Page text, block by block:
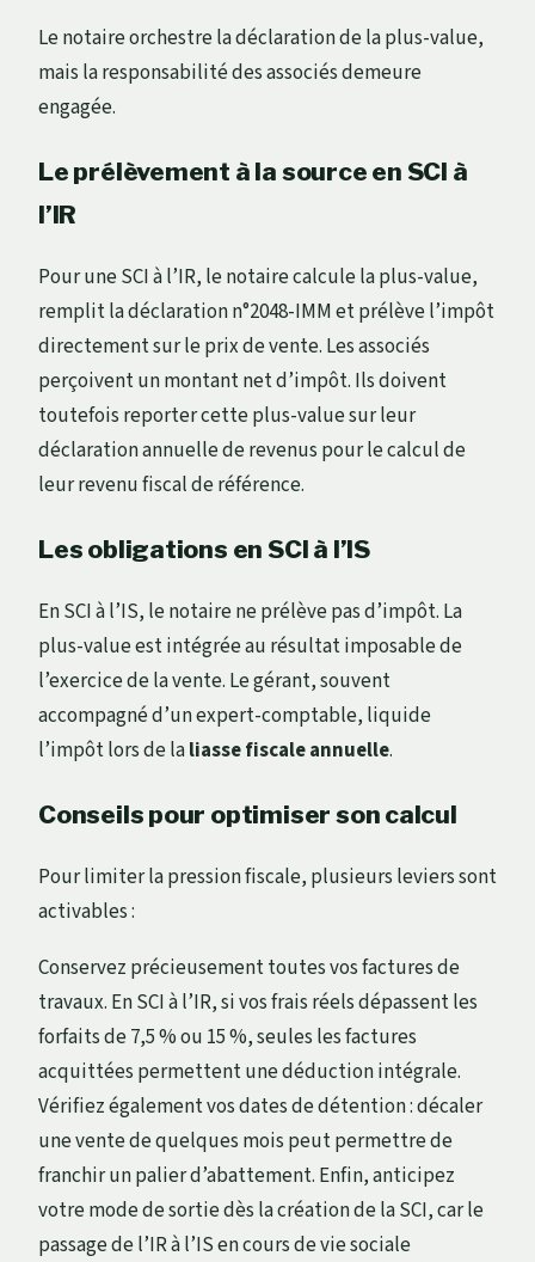
Le notaire orchestre la déclaration de la plus-value,
mais la responsabilité des associés demeure
engagée.
Le prélèvement à la source en SCI à
l’IR
Pour une SCI à l’IR, le notaire calcule la plus-value,
remplit la déclaration n°2048-IMM et prélève l’impôt
directement sur le prix de vente. Les associés
perçoivent un montant net d’impôt. Ils doivent
toutefois reporter cette plus-value sur leur
déclaration annuelle de revenus pour le calcul de
leur revenu fiscal de référence.
Les obligations en SCI à l’IS
En SCI à l’IS, le notaire ne prélève pas d’impôt. La
plus-value est intégrée au résultat imposable de
l’exercice de la vente. Le gérant, souvent
accompagné d’un expert-comptable, liquide
l’impôt lors de laliasse fiscale annuelle.
Conseils pour optimiser son calcul
Pour limiter la pression fiscale, plusieurs leviers sont
activables :
Conservez précieusement toutes vos factures de
travaux. En SCI à l’IR, si vos frais réels dépassent les
forfaits de 7,5 % ou 15 %, seules les factures
acquittées permettent une déduction intégrale.
Vérifiez également vos dates de détention : décaler
une vente de quelques mois peut permettre de
franchir un palier d’abattement. Enfin, anticipez
votre mode de sortie dès la création de la SCI, car le
passage de l’IR à l’IS en cours de vie sociale